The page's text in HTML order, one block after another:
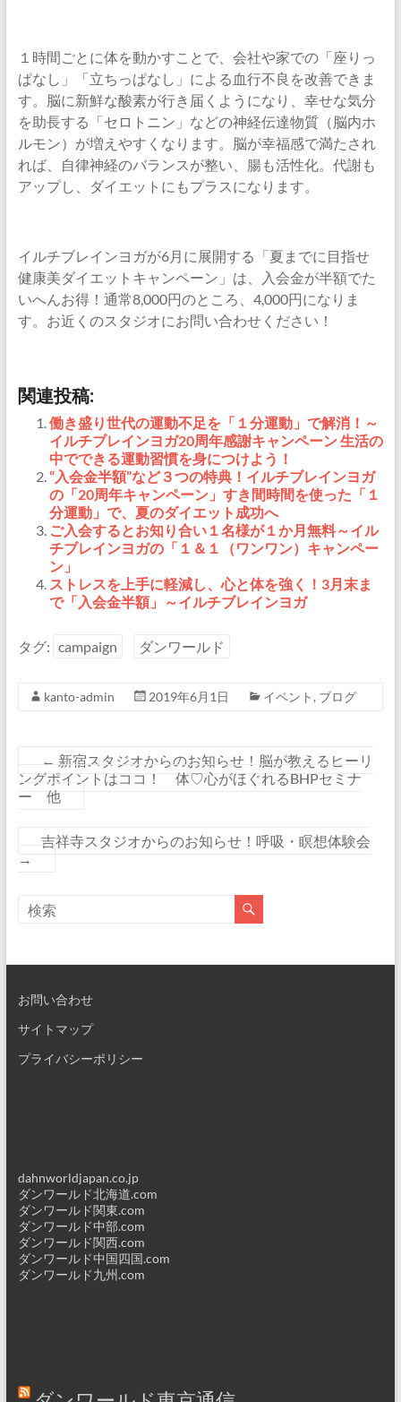
１時間ごとに体を動かすことで、会社や家での「座りっ
ぱなし」「立ちっぱなし」による血行不良を改善できま
す。脳に新鮮な酸素が行き届くようになり、幸せな気分
を助長する「セロトニン」などの神経伝達物質（脳内ホ
ルモン）が増えやすくなります。脳が幸福感で満たされ
れば、自律神経のバランスが整い、腸も活性化。代謝も
アップし、ダイエットにもプラスになります。
イルチブレインヨガが6月に展開する「夏までに目指せ
健康美ダイエットキャンペーン」は、入会金が半額でた
いへんお得！通常8,000円のところ、4,000円になりま
す。お近くのスタジオにお問い合わせください！
関連投稿:
働き盛り世代の運動不足を「１分運動」で解消！～
イルチブレインヨガ20周年感謝キャンペーン 生活の
中でできる運動習慣を身につけよう！
“入会金半額”など３つの特典！イルチブレインヨガ
の「20周年キャンペーン」すき間時間を使った「１
分運動」で、夏のダイエット成功へ
ご入会するとお知り合い１名様が１か月無料～イル
チブレインヨガの「１＆１（ワンワン）キャンペー
ン」
ストレスを上手に軽減し、心と体を強く！3月末ま
で「入会金半額」～イルチブレインヨガ
タグ: campaign ダンワールド
kanto-admin 2019年6月1日 イベント , ブログ
← 新宿スタジオからのお知らせ！脳が教えるヒーリ
ングポイントはココ！ 体♡心がほぐれるBHPセミナ
ー 他
吉祥寺スタジオからのお知らせ！呼吸・瞑想体験会
→
お問い合わせ
サイトマップ
プライバシーポリシー
dahnworldjapan.co.jp
ダンワールド北海道.com
ダンワールド関東.com
ダンワールド中部.com
ダンワールド関西.com
ダンワールド中国四国.com
ダンワールド九州.com